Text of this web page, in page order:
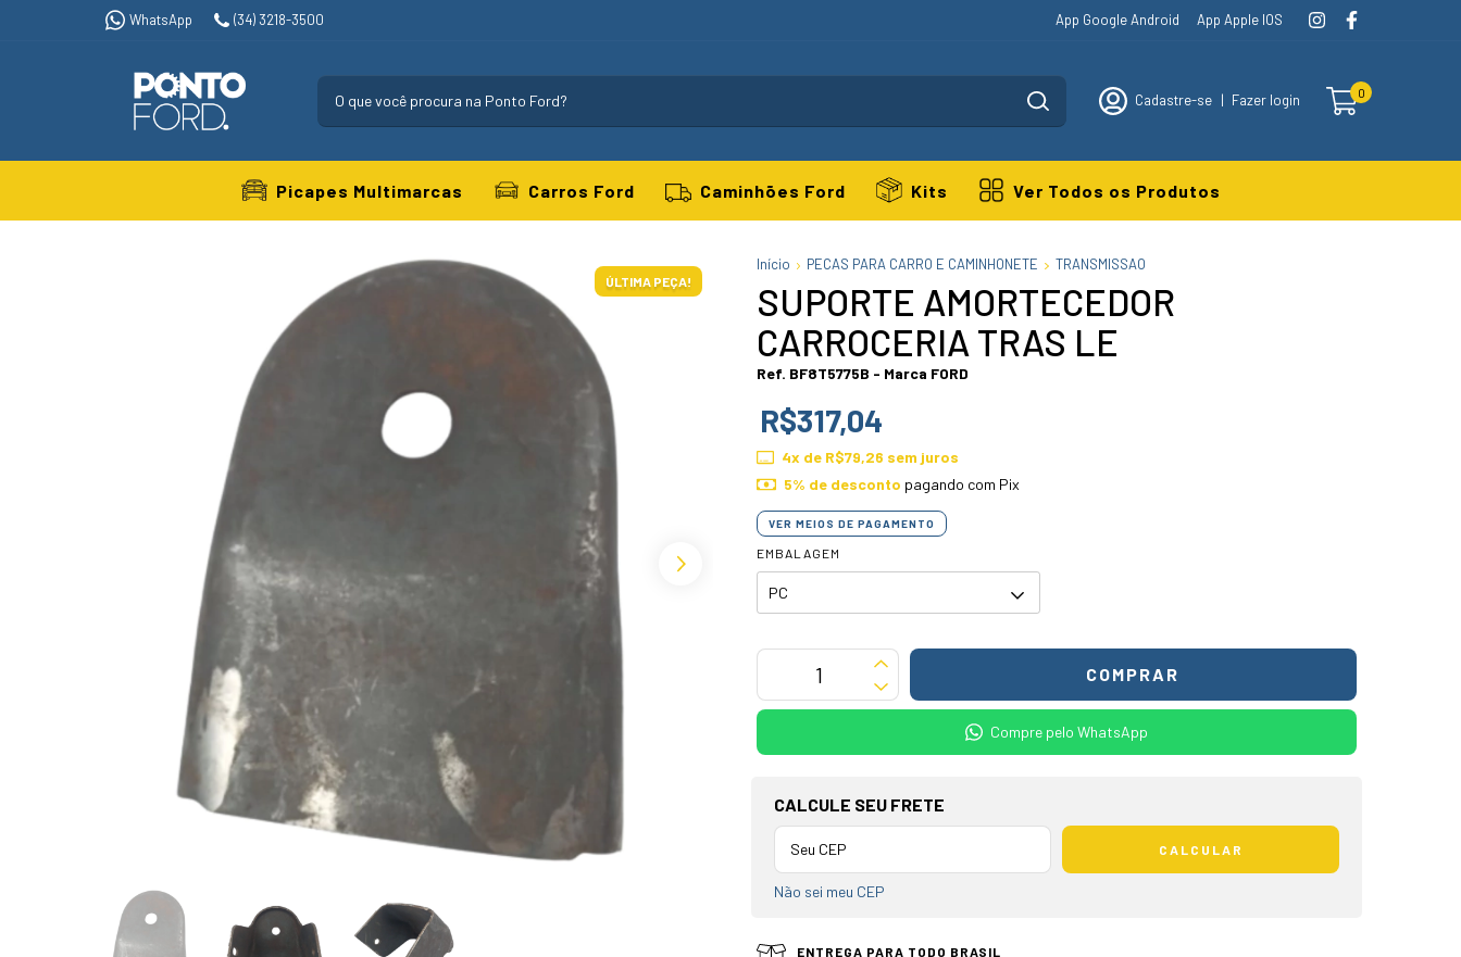
WhatsApp (34) 3218-3500 App Google Android App Apple IOS
Cadastre-se | Fazer login 0
Picapes Multimarcas Carros Ford Caminhões Ford Kits Ver Todos os Produtos
ÚLTIMA PEÇA!
Início PECAS PARA CARRO E CAMINHONETE TRANSMISSAO
SUPORTE AMORTECEDOR
CARROCERIA TRAS LE
Ref. BF8T5775B - Marca FORD
R$317,04
4x de R$79,26 sem juros
5% de desconto pagando com Pix
VER MEIOS DE PAGAMENTO
EMBALAGEM
Compre pelo WhatsApp
OPÇÕES DE FRETE
CALCULE SEU FRETE
CALCULAR
Não sei meu CEP
ENTREGA PARA TODO BRASIL